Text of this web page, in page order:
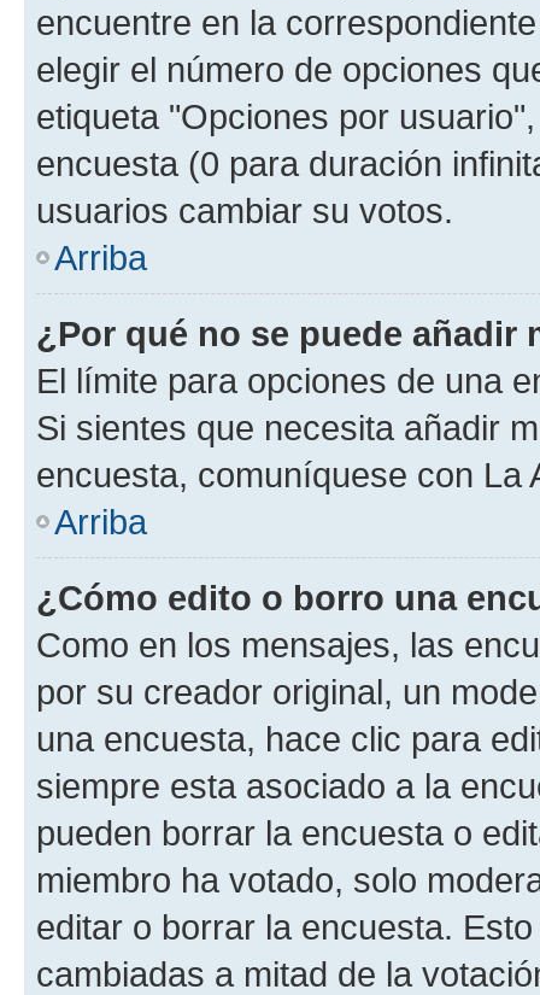
encuentre en la
elegir el número de opciones
etiqueta "Opciones por
encuesta (0 para duración
usuarios cambiar su votos.
Arriba
¿Por qué no se puede añadir
El límite para opciones de una
Si sientes que necesita añadir
encuesta, comuníquese con La
Arriba
¿Cómo edito o borro una
Como en los mensajes, las
por su creador original, un
una encuesta, hace clic para
siempre esta asociado a la
pueden borrar la encuesta o
miembro ha votado, solo
editar o borrar la encuesta.
cambiadas a mitad de la